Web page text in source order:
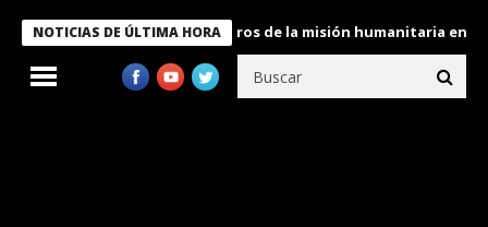
NOTICIAS DE ÚLTIMA HORA
Bukele condecora a miembros de la misión humanitaria enviada